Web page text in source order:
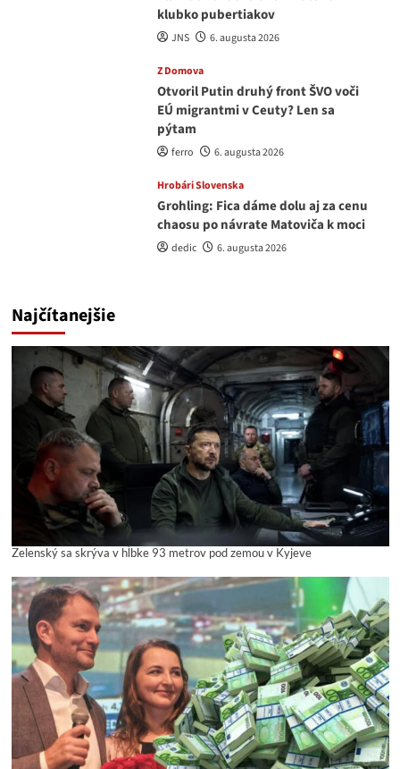
klubko pubertiakov
JNS 6. augusta 2026
Z Domova
Otvoril Putin druhý front ŠVO voči
EÚ migrantmi v Ceuty? Len sa
pýtam
ferro 6. augusta 2026
Hrobári Slovenska
Grohling: Fica dáme dolu aj za cenu
chaosu po návrate Matoviča k moci
dedic 6. augusta 2026
Najčítanejšie
Zelenský sa skrýva v hĺbke 93 metrov pod zemou v Kyjeve